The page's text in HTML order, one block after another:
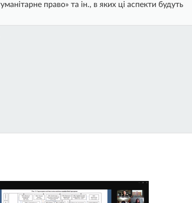
право» та ін., в яких ці аспекти будуть